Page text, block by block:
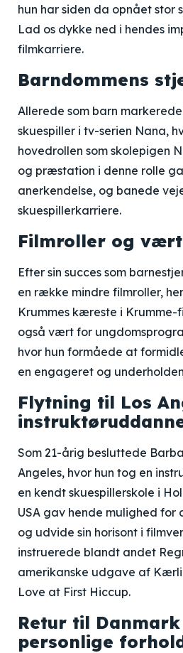
hun har siden da opnået stor
Lad os dykke ned i hendes
filmkarriere.
Barndommens
Allerede som barn
skuespiller i tv-serien Nana,
hovedrollen som skolepigen
og præstation i denne rolle
anerkendelse, og banede
skuespillerkarriere.
Filmroller og vært
Efter sin succes som
en række mindre filmroller,
Krummes kæreste i Krumme-
også vært for
hvor hun formåede at
en engageret og
Flytning til Los
Som 21-årig besluttede
Angeles, hvor hun tog en
en kendt skuespillerskole i
USA gav hende mulighed for
og udvide sin horisont i
instruerede blandt andet
amerikanske udgave af
Love at First Hiccup.
Retur til
personlige